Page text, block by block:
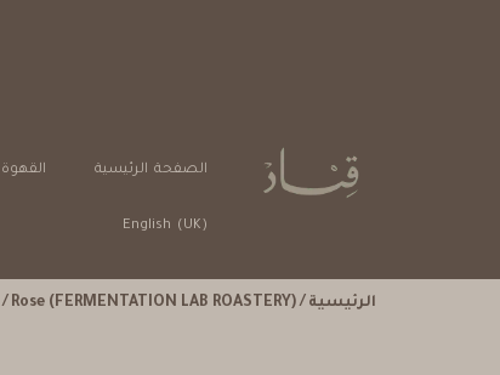
الصفحة الرئيسية القهوة
English (UK)
الرئيسية /
/ Rose (FERMENTATION LAB ROASTERY)